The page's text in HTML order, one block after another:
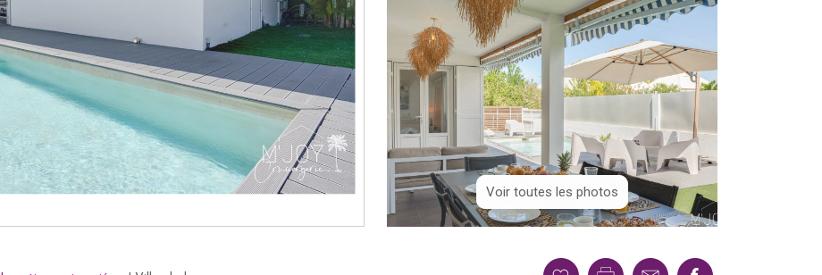
Voir toutes les photos
Voir toutes les photos